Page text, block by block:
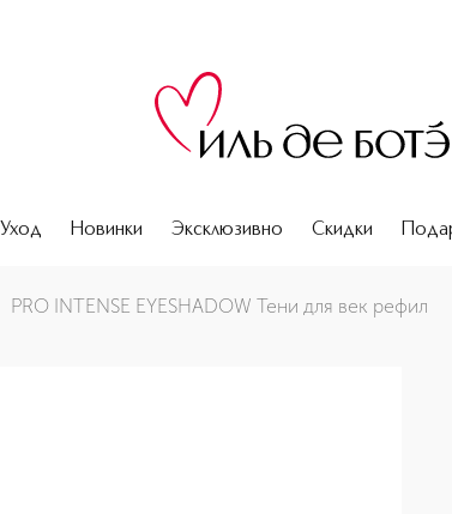
Уход Новинки Эксклюзивно Скидки
PRO INTENSE EYESHADOW Тени для век рефил